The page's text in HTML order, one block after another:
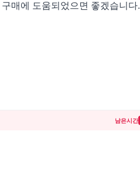
매에 도움되었으면 좋겠습니다.
남은시간